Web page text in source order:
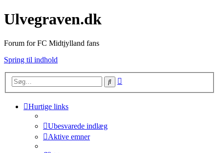
Ulvegraven.dk
Forum for FC Midtjylland fans
Spring til indhold
Søg
Hurtige links
Ubesvarede indlæg
Aktive emner